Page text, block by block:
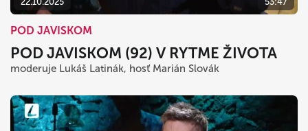
POD JAVISKOM
POD JAVISKOM (92) V RYTME ŽIVOTA
moderuje Lukáš Latinák, hosť Marián Slovák